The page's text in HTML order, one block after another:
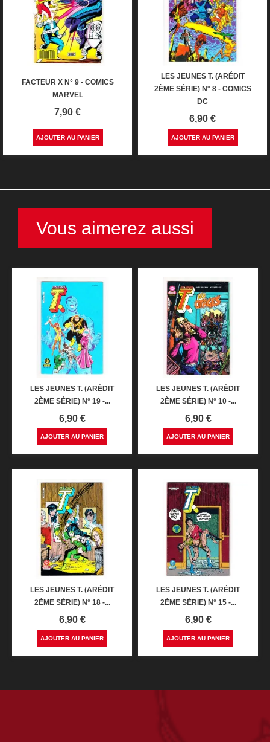
FACTEUR X N° 9 - COMICS
MARVEL
Prix
7,90 €
AJOUTER AU PANIER
LES JEUNES T. (ARÉDIT
2ÈME SÉRIE) N° 8 - COMICS
DC
Prix
6,90 €
AJOUTER AU PANIER
Vous aimerez aussi
LES JEUNES T. (ARÉDIT
2ÈME SÉRIE) N° 19 -...
Prix
6,90 €
AJOUTER AU PANIER
LES JEUNES T. (ARÉDIT
2ÈME SÉRIE) N° 10 -...
Prix
6,90 €
AJOUTER AU PANIER
LES JEUNES T. (ARÉDIT
2ÈME SÉRIE) N° 18 -...
Prix
6,90 €
AJOUTER AU PANIER
LES JEUNES T. (ARÉDIT
2ÈME SÉRIE) N° 15 -...
Prix
6,90 €
AJOUTER AU PANIER